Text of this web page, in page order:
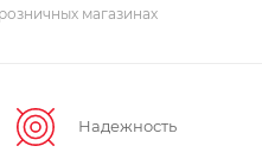
розничных магазинах
Надежность